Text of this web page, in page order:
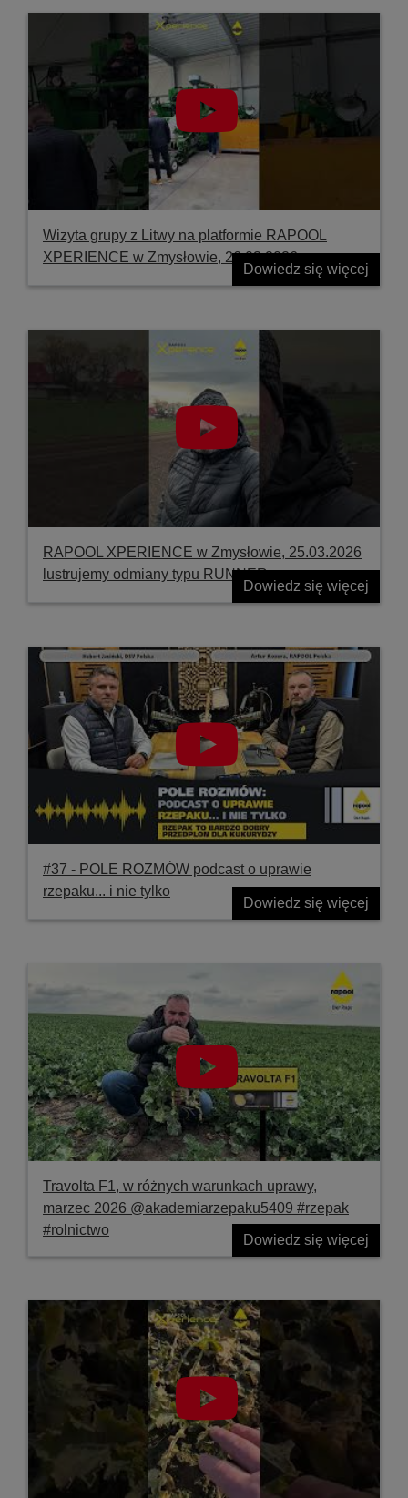
Wizyta grupy z Litwy na platformie RAPOOL
XPERIENCE w Zmysłowie, 26.03.2026
Dowiedz się więcej
RAPOOL XPERIENCE w Zmysłowie, 25.03.2026
lustrujemy odmiany typu RUNNER
Dowiedz się więcej
#37 ‐ POLE ROZMÓW podcast o uprawie
rzepaku... i nie tylko
Dowiedz się więcej
Travolta F1, w różnych warunkach uprawy,
marzec 2026 @akademiarzepaku5409 #rzepak
#rolnictwo
Dowiedz się więcej